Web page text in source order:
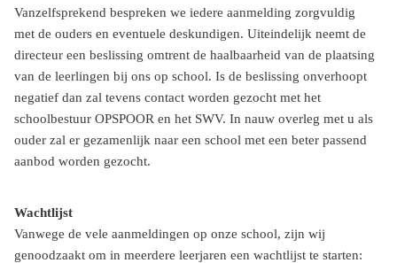
Vanzelfsprekend bespreken we iedere aanmelding zorgvuldig
met de ouders en eventuele deskundigen. Uiteindelijk neemt de
directeur een beslissing omtrent de haalbaarheid van de plaatsing
van de leerlingen bij ons op school. Is de beslissing onverhoopt
negatief dan zal tevens contact worden gezocht met het
schoolbestuur OPSPOOR en het SWV. In nauw overleg met u als
ouder zal er gezamenlijk naar een school met een beter passend
aanbod worden gezocht.
Wachtlijst
Vanwege de vele aanmeldingen op onze school, zijn wij
genoodzaakt om in meerdere leerjaren een wachtlijst te starten: